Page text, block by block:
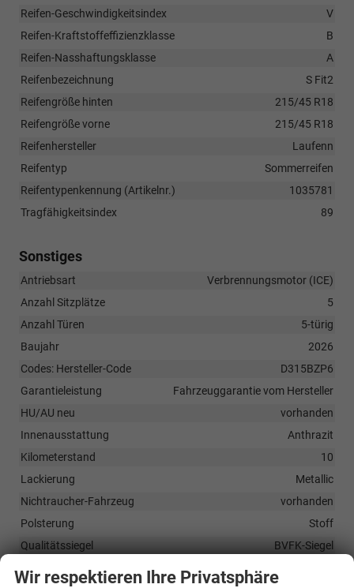
Reifen-Geschwindigkeitsindex
V
Reifen-Kraftstoffeffizienzklasse
B
Reifen-Nasshaftungsklasse
A
Reifenbezeichnung
S Fit2
Reifengröße hinten
215/45 R18
Reifengröße vorne
215/45 R18
Reifenhersteller
Laufenn
Reifentyp
Sommerreifen
Reifentypenkennung (Artikelnr.)
1035781
Tragfähigkeitsindex
89
Sonstiges
Antriebsart
Verbrennungsmotor (ICE)
Anzahl Sitzplätze
5
Anzahl Türen
5-türig
Baujahr
2026
Codes: Hersteller-Code
D315BZP6
Garantieleistung
Fahrzeuggarantie vom Hersteller
HU/AU neu
vorhanden
Innenausstattung
Anthrazit
Kilometerstand
10
Lackierung
Metallic
Nichtraucher-Fahrzeug
vorhanden
Polsterung
Stoff
Qualitätssiegel
BVFK-Siegel
Rußpartikelfilter / SCR
Wir respektieren Ihre Privatsphäre